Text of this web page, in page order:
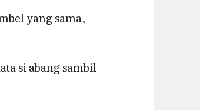
yang sama,
si abang sambil